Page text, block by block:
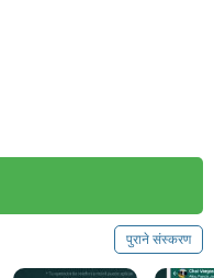
पुराने संस्करण